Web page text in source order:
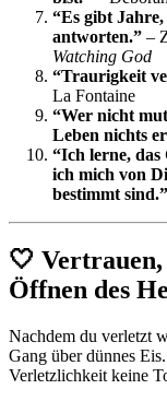
“Es gibt
antworten.” –
Watching God
“Traurigkeit
La Fontaine
“Wer nicht
Leben nichts
“Ich lerne, das
ich mich von
bestimmt sind.”
🤍
Öffnen des
Nachdem du verletzt
Gang über dünnes
Verletzlichkeit keine